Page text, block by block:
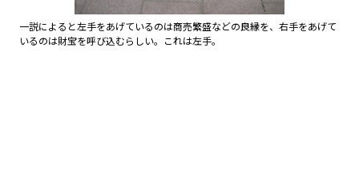
一説によると左手をあげているのは商売繁盛などの良縁を、右手をあげて
いるのは財宝を呼び込むらしい。これは左手。